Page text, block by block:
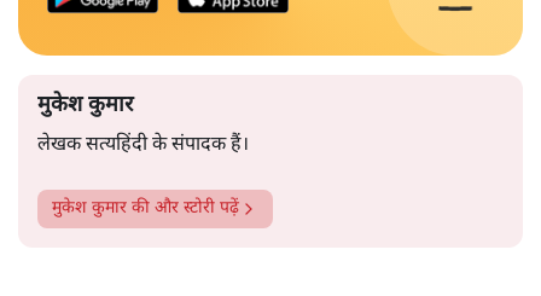
मुकेश कुमार
लेखक सत्यहिंदी के संपादक हैं।
मुकेश कुमार की और स्टोरी पढ़ें